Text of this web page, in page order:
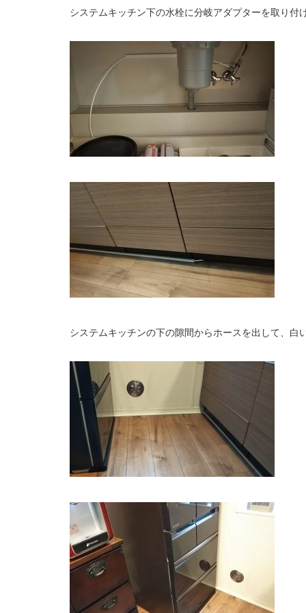
システムキッチン下の水栓に分岐アダプターを取り付
システムキッチンの下の隙間からホースを出して、白